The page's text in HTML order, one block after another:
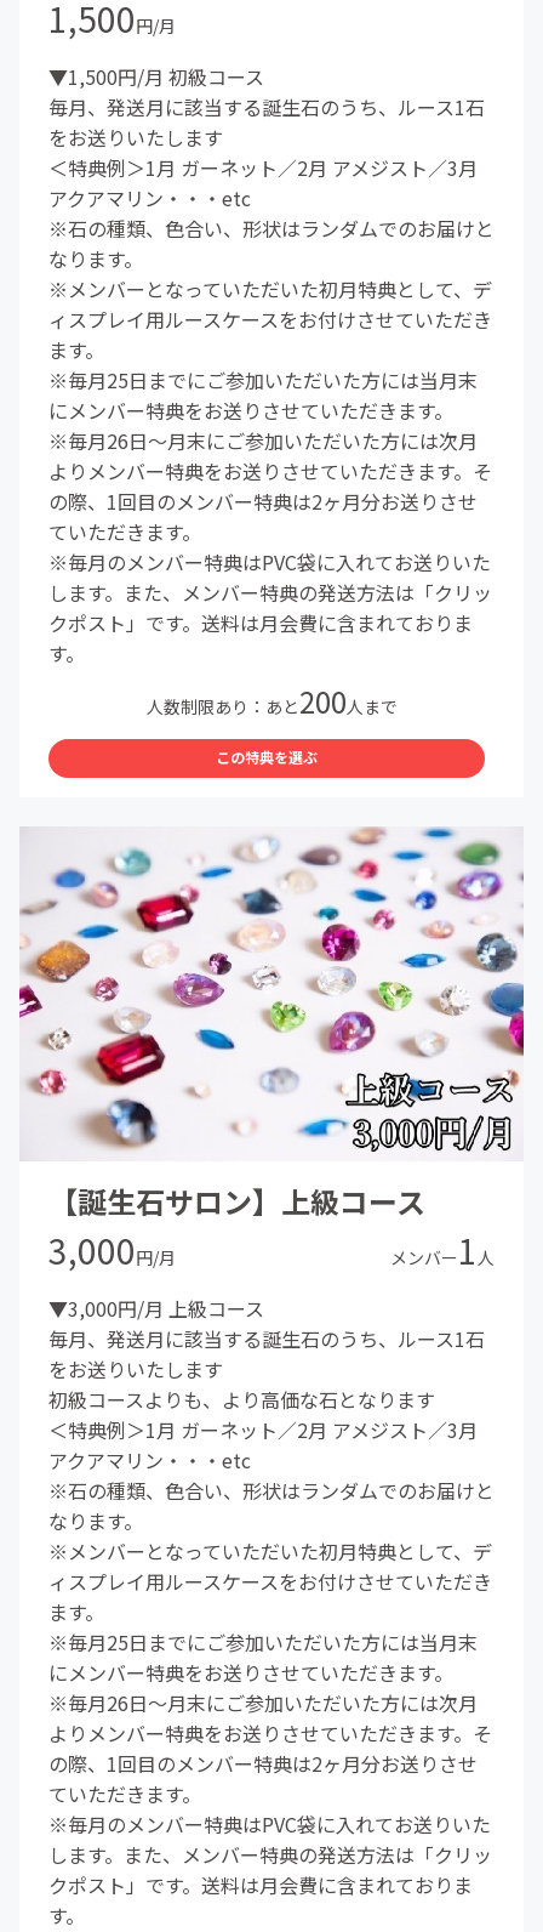
1,500円/月
▼1,500円/月 初級コース
毎月、発送月に該当する誕生石のうち、ルース1石
をお送りいたします
＜特典例＞1月 ガーネット／2月 アメジスト／3月
アクアマリン・・・etc
※石の種類、色合い、形状はランダムでのお届けと
なります。
※メンバーとなっていただいた初月特典として、デ
ィスプレイ用ルースケースをお付けさせていただき
ます。
※毎月25日までにご参加いただいた方には当月末
にメンバー特典をお送りさせていただきます。
※毎月26日～月末にご参加いただいた方には次月
よりメンバー特典をお送りさせていただきます。そ
の際、1回目のメンバー特典は2ヶ月分お送りさせ
ていただきます。
※毎月のメンバー特典はPVC袋に入れてお送りいた
します。また、メンバー特典の発送方法は「クリッ
クポスト」です。送料は月会費に含まれておりま
す。
人数制限あり：あと200人まで
この特典を選ぶ
【誕生石サロン】上級コース
3,000円/月 メンバー1 人
▼3,000円/月 上級コース
毎月、発送月に該当する誕生石のうち、ルース1石
をお送りいたします
初級コースよりも、より高価な石となります
＜特典例＞1月 ガーネット／2月 アメジスト／3月
アクアマリン・・・etc
※石の種類、色合い、形状はランダムでのお届けと
なります。
※メンバーとなっていただいた初月特典として、デ
ィスプレイ用ルースケースをお付けさせていただき
ます。
※毎月25日までにご参加いただいた方には当月末
にメンバー特典をお送りさせていただきます。
※毎月26日～月末にご参加いただいた方には次月
よりメンバー特典をお送りさせていただきます。そ
の際、1回目のメンバー特典は2ヶ月分お送りさせ
ていただきます。
※毎月のメンバー特典はPVC袋に入れてお送りいた
します。また、メンバー特典の発送方法は「クリッ
クポスト」です。送料は月会費に含まれておりま
す。